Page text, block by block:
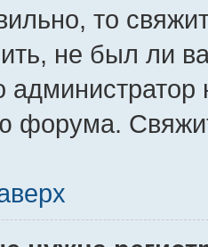
то
не был ли
администратор
форума.